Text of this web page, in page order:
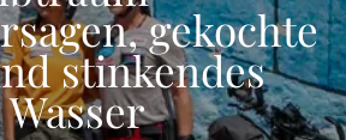
gekochte
stinkendes
Wasser